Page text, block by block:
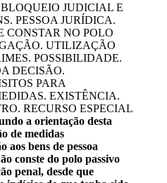
JUDICIAL E
PESSOA JURÍDICA.
CONSTAR NO POLO
UTILIZAÇÃO
POSSIBILIDADE.
DECISÃO.
PARA
EXISTÊNCIA.
RECURSO ESPECIAL
a orientação desta
de medidas
aos bens de pessoa
conste do polo passivo
penal, desde que